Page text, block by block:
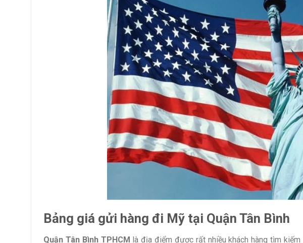
Bảng giá gửi hàng đi Mỹ tại Quận Tân Bình
Quận Tân Bình TPHCM là địa điểm được rất nhiều khách hàng tìm kiếm